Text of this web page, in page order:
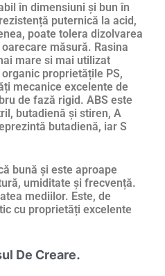
în dimensiuni și bun în
puternică la acid,
poate tolera dizolvarea
măsură. Rasina
mare si mai utilizat
proprietățile PS,
mecanice excelente de
de fază rigid. ABS este
butadienă și stiren, A
butadienă, iar S
bună și este aproape
umiditate și frecvență.
mediilor. Este, de
cu proprietăți excelente
De Creare.